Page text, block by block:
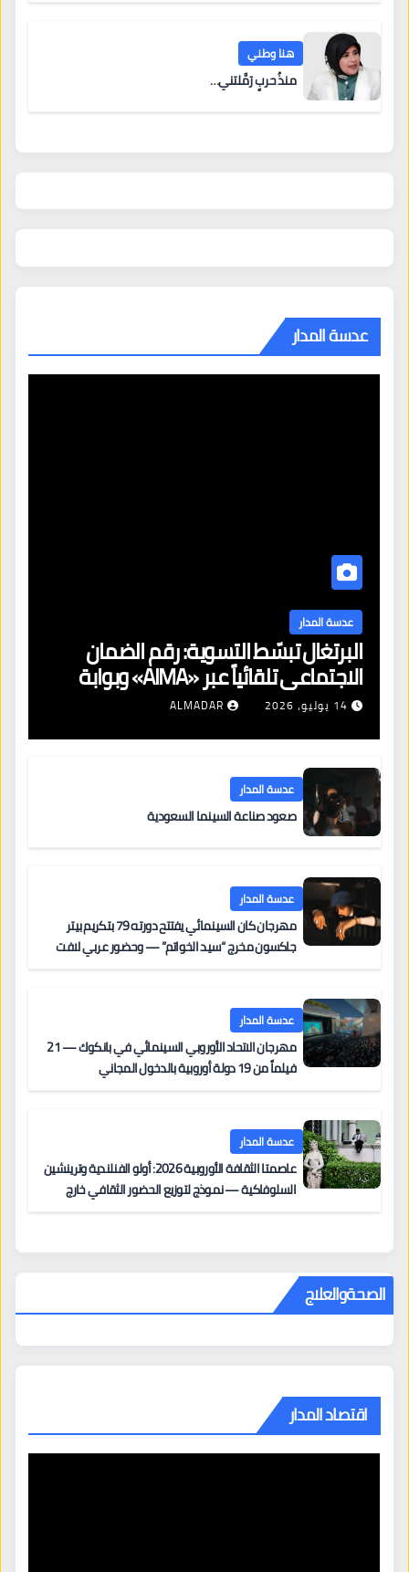
هنا وطني
منذُ حربٍ رَمَّلتني…
عدسة المدار
عدسة المدار
البرتغال تبسّط التسوية: رقم الضمان
الاجتماعي تلقائياً عبر «AIMA» وبوابة
جديدة لتجديد الإقامات
14 يوليو، 2026 ALMADAR
عدسة المدار
صعود صناعة السينما السعودية
عدسة المدار
مهرجان كان السينمائي يفتتح دورته 79 بتكريم بيتر
جاكسون مخرج “سيد الخواتم” — وحضور عربي لافت
عدسة المدار
مهرجان الاتحاد الأوروبي السينمائي في بانكوك — 21
فيلماً من 19 دولة أوروبية بالدخول المجاني
عدسة المدار
عاصمتا الثقافة الأوروبية 2026: أولو الفنلندية وترينشين
السلوفاكية — نموذج لتوزيع الحضور الثقافي خارج
الصحةوالعلاج
اقتصاد المدار